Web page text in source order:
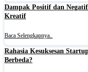
Dampak Positif dan
Kreatif
Baca Selengkapnya..
Rahasia Kesuksesan
Berbeda?